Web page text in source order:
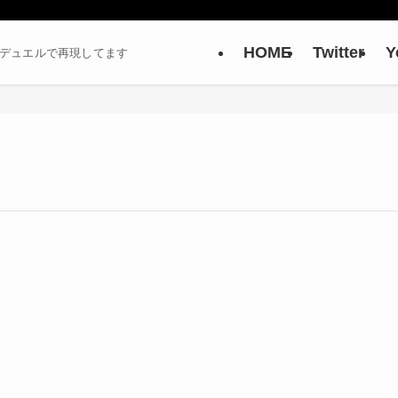
ュエルで再現してます HOME Twitter